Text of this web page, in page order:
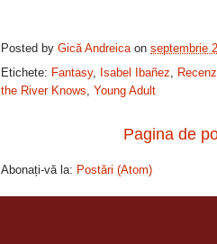
Posted by Gică Andreica on septembrie
Etichete: Fantasy, Isabel Ibañez,
the River Knows, Young Adult
Pagina de
Abonați-vă la: Postări (Atom)